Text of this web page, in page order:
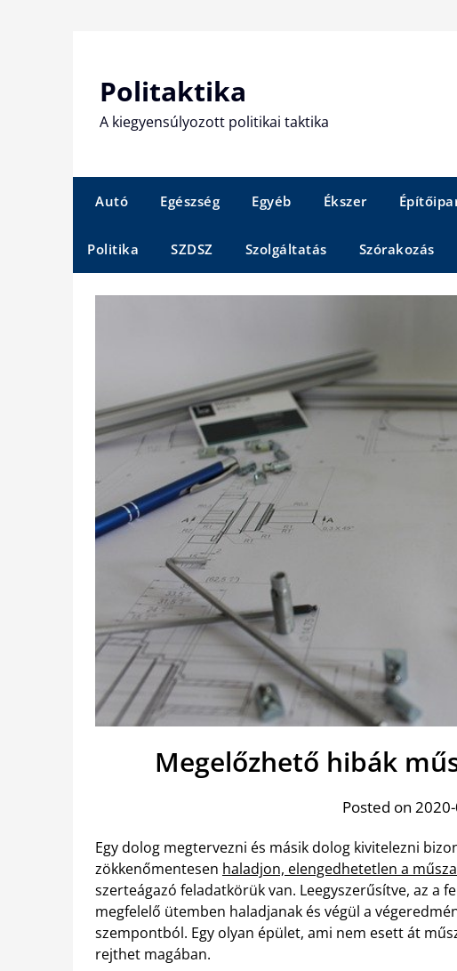
Politaktika
A kiegyensúlyozott politikai taktika
Autó Egészség Egyéb Ékszer
Politika SZDSZ Szolgáltatás Szórakozás
Megelőzhető hibák
Posted on
Egy dolog megtervezni és másik dolog kivitelezni
zökkenőmentesen haladjon, elengedhetetlen a
szerteágazó feladatkörük van. Leegyszerűsítve, az a
megfelelő ütemben haladjanak és végül a
szempontból. Egy olyan épület, ami nem esett át
rejthet magában.